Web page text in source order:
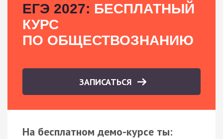
ЕГЭ 2027: БЕСПЛАТНЫЙ
КУРС
ПО ОБЩЕСТВОЗНАНИЮ
ЗАПИСАТЬСЯ
На бесплатном демо-курсе ты: